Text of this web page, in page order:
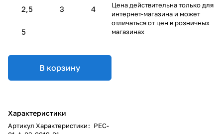
2,5 3 4
5
В корзину
Характеристики
Артикул Характеристики: PEC-
Цена действительна только для
интернет-магазина и может
отличаться от цен в розничных
магазинах